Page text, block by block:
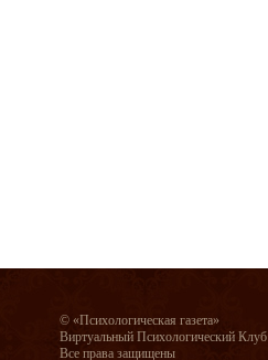
© «Психологическая газета»
Виртуальный Психологический Клуб
Все права защищены